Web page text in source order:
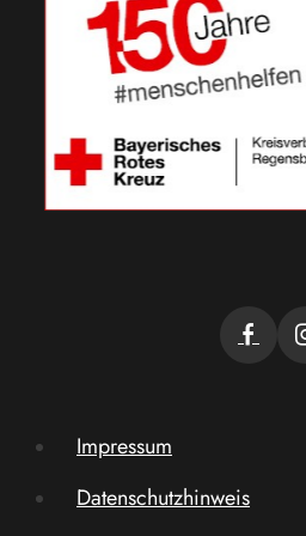
Impressum
Datenschutzhinweis